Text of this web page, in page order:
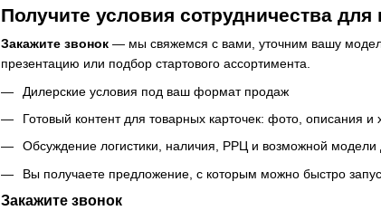
Получите условия сотрудничества
Закажите звонок — мы свяжемся с вами, уточним вашу
презентацию или подбор стартового ассортимента.
Дилерские условия под ваш формат продаж
Готовый контент для товарных карточек: фото, описания и
Обсуждение логистики, наличия, РРЦ и возможной модели
Вы получаете предложение, с которым можно быстро
Закажите звонок